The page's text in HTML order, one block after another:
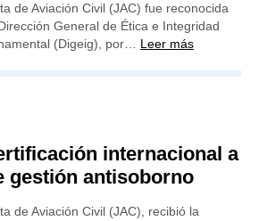
de Aviación Civil (JAC) fue reconocida
General de Ética e Integridad
(Digeig), por… Leer más
internacional a
gestión antisoborno
de Aviación Civil (JAC), recibió la